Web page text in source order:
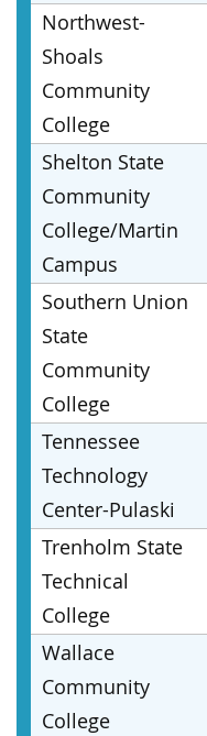
Northwest-
Shoals
Community
College
Shelton State
Community
College/Martin
Campus
Southern Union
State
Community
College
Tennessee
Technology
Center-Pulaski
Trenholm State
Technical
College
Wallace
Community
College